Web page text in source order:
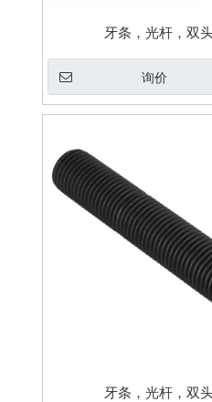
牙条，光杆，双
询价
牙条，光杆，双